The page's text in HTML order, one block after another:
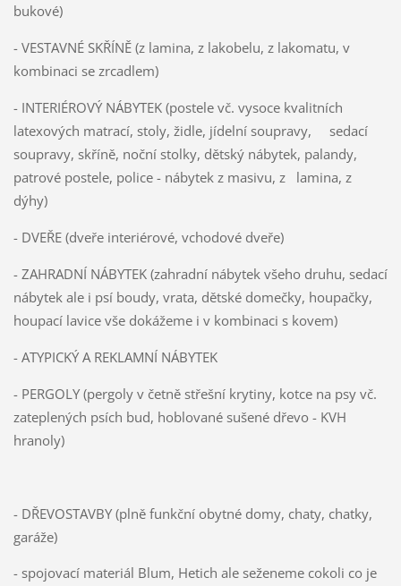
bukové)
- VESTAVNÉ SKŘÍNĚ (z lamina, z lakobelu, z lakomatu, v
kombinaci se zrcadlem)
- INTERIÉROVÝ NÁBYTEK (postele vč. vysoce kvalitních
latexových matrací, stoly, židle, jídelní soupravy, sedací
soupravy, skříně, noční stolky, dětský nábytek, palandy,
patrové postele, police - nábytek z masivu, z lamina, z
dýhy)
- DVEŘE (dveře interiérové, vchodové dveře)
- ZAHRADNÍ NÁBYTEK (zahradní nábytek všeho druhu, sedací
nábytek ale i psí boudy, vrata, dětské domečky, houpačky,
houpací lavice vše dokážeme i v kombinaci s kovem)
- ATYPICKÝ A REKLAMNÍ NÁBYTEK
- PERGOLY (pergoly v četně střešní krytiny, kotce na psy vč.
zateplených psích bud, hoblované sušené dřevo - KVH
hranoly)
- DŘEVOSTAVBY (plně funkční obytné domy, chaty, chatky,
garáže)
- spojovací materiál Blum, Hetich ale seženeme cokoli co je